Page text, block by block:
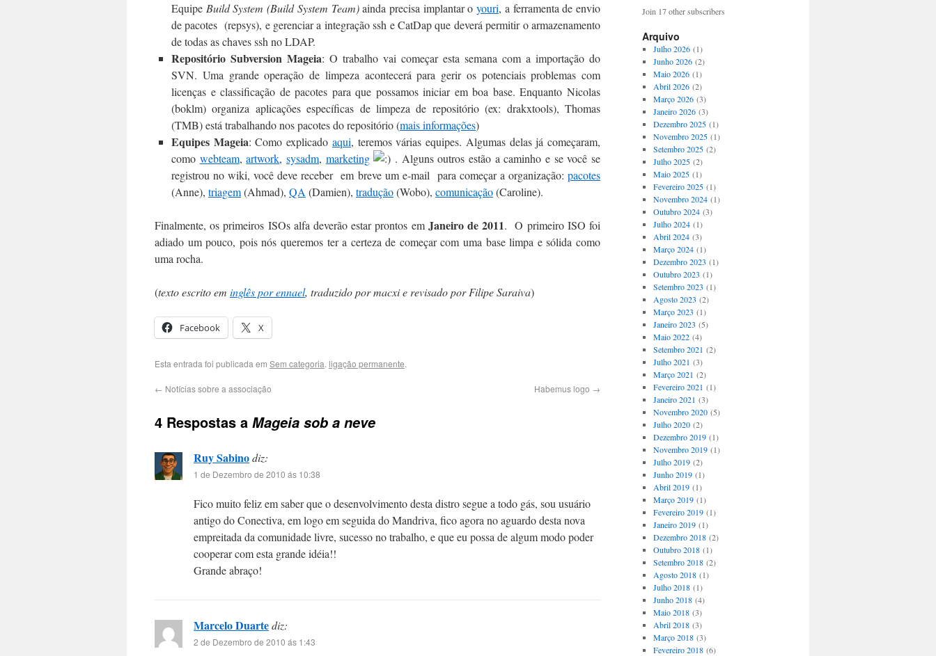
Equipe Build System (Build System Team)ainda precisa implantar oyouri, a ferramenta de envio
de pacotes (repsys), e gerenciar a integração ssh e CatDap que deverá permitir o armazenamento
de todas as chaves ssh no LDAP.
Repositório Subversion Mageia: O trabalho vai começar esta semana com a importação do
SVN. Uma grande operação de limpeza acontecerá para gerir os potenciais problemas com
licenças e classificação de pacotes para que possamos iniciar em boa base. Enquanto Nicolas
(boklm) organiza aplicações específicas de limpeza de repositório (ex: drakxtools), Thomas
(TMB) está trabalhando nos pacotes do repositório (mais informações)
Equipes Mageia: Como explicado aqui, teremos várias equipes. Algumas delas já começaram,
como webteam,artwork,sysadm, marketing
. Alguns outros estão a caminho e se você se
registrou no wiki, você deve receber em breve um e-mail para começar a organização: pacotes
(Anne), triagem(Ahmad), QA (Damien), tradução(Wobo), comunicação(Caroline).
Finalmente, os primeiros ISOs alfa deverão estar prontos em Janeiro de 2011. O primeiro ISO foi
adiado um pouco, pois nós queremos ter a certeza de começar com uma base limpa e sólida como
uma rocha.
(texto escrito em inglês por ennael, traduzido por macxi e revisado por Filipe Saraiva)
Facebook X
Esta entrada foi publicada em Sem categoria. ligação permanente.
← Notícias sobre a associação Habemus logo →
4 Respostas a Mageia sob a neve
Ruy Sabinodiz:
1 de Dezembro de 2010 ás 10:38
Fico muito feliz em saber que o desenvolvimento desta distro segue a todo gás, sou usuário
antigo do Conectiva, em logo em seguida do Mandriva, fico agora no aguardo desta nova
empreitada da comunidade livre, sucesso no trabalho, e que eu possa de algum modo poder
cooperar com esta grande idéia!!
Grande abraço!
Marcelo Duartediz:
2 de Dezembro de 2010 ás 1:43
Join 17 other subscribers
Arquivo
Julho 2026(1)
Junho 2026(2)
Maio 2026(1)
Abril 2026(2)
Março 2026(3)
Janeiro 2026(3)
Dezembro 2025(1)
Novembro 2025(1)
Setembro 2025(2)
Julho 2025(2)
Maio 2025(1)
Fevereiro 2025(1)
Novembro 2024(1)
Outubro 2024(3)
Julho 2024(1)
Abril 2024(3)
Março 2024(1)
Dezembro 2023 (1)
Outubro 2023 (1)
Setembro 2023 (1)
Agosto 2023 (2)
Março 2023 (1)
Janeiro 2023 (5)
Maio 2022(4)
Setembro 2021 (2)
Julho 2021 (3)
Março 2021 (2)
Fevereiro 2021 (1)
Janeiro 2021 (3)
Novembro 2020(5)
Julho 2020(2)
Dezembro 2019(1)
Novembro 2019(1)
Julho 2019(2)
Junho 2019(1)
Abril 2019(1)
Março 2019(1)
Fevereiro 2019(1)
Janeiro 2019(1)
Dezembro 2018(2)
Outubro 2018(1)
Setembro 2018(2)
Agosto 2018(1)
Julho 2018(1)
Junho 2018(4)
Maio 2018(3)
Abril 2018(3)
Março 2018(3)
Fevereiro 2018(6)